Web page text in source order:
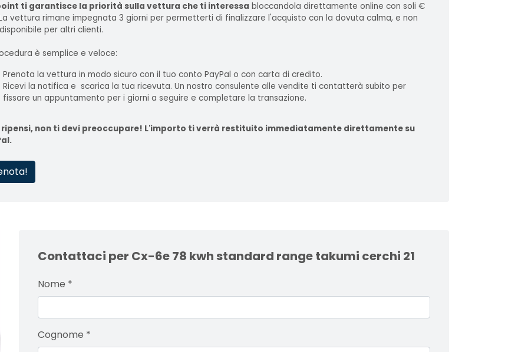
ti garantisce la priorità sulla vettura che ti interessa bloccandola direttamente online con soli €
vettura rimane impegnata 3 giorni per permetterti di finalizzare l'acquisto con la dovuta calma, e non
per altri clienti.
è semplice e veloce:
Prenota la vettura in modo sicuro con il tuo conto PayPal o con carta di credito.
Ricevi la notifica e scarica la tua ricevuta. Un nostro consulente alle vendite ti contatterà subito per
fissare un appuntamento per i giorni a seguire e completare la transazione.
ripensi, non ti devi preoccupare! L'importo ti verrà restituito immediatamente direttamente su
Contattaci per Cx-6e 78 kwh standard range takumi cerchi 21
Nome *
Cognome *